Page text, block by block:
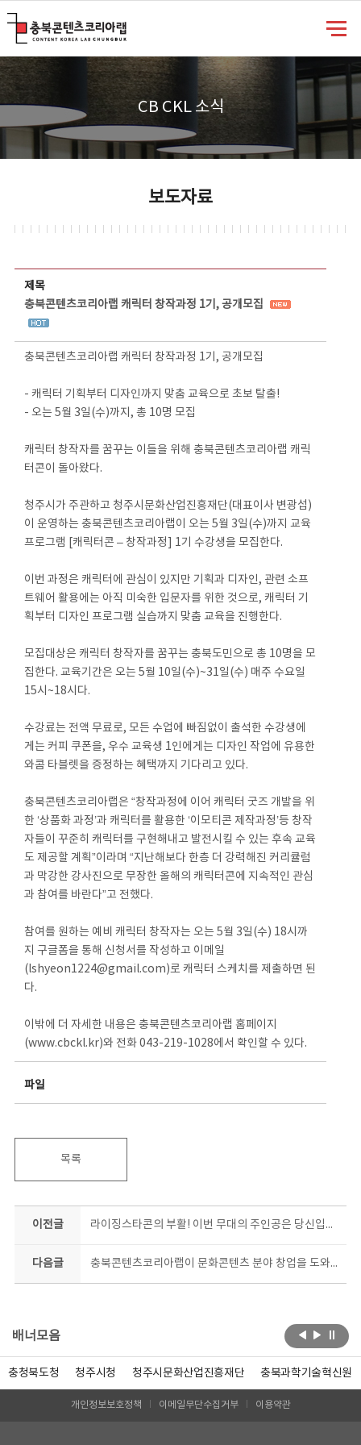
CB CKL 소식
보도자료
제목
충북콘텐츠코리아랩 캐릭터 창작과정 1기, 공개모집
충북콘텐츠코리아랩 캐릭터 창작과정 1기, 공개모집
- 캐릭터 기획부터 디자인까지 맞춤 교육으로 초보 탈출!
- 오는 5월 3일(수)까지, 총 10명 모집
캐릭터 창작자를 꿈꾸는 이들을 위해 충북콘텐츠코리아랩 캐릭
터콘이 돌아왔다.
청주시가 주관하고 청주시문화산업진흥재단(대표이사 변광섭)
이 운영하는 충북콘텐츠코리아랩이 오는 5월 3일(수)까지 교육
프로그램 [캐릭터콘 – 창작과정] 1기 수강생을 모집한다.
이번 과정은 캐릭터에 관심이 있지만 기획과 디자인, 관련 소프
트웨어 활용에는 아직 미숙한 입문자를 위한 것으로, 캐릭터 기
획부터 디자인 프로그램 실습까지 맞춤 교육을 진행한다.
모집대상은 캐릭터 창작자를 꿈꾸는 충북도민으로 총 10명을 모
집한다. 교육기간은 오는 5월 10일(수)~31일(수) 매주 수요일
15시~18시다.
수강료는 전액 무료로, 모든 수업에 빠짐없이 출석한 수강생에
게는 커피 쿠폰을, 우수 교육생 1인에게는 디자인 작업에 유용한
와콤 타블렛을 증정하는 혜택까지 기다리고 있다.
충북콘텐츠코리아랩은 “창작과정에 이어 캐릭터 굿즈 개발을 위
한 ‘상품화 과정’과 캐릭터를 활용한 ‘이모티콘 제작과정’등 창작
자들이 꾸준히 캐릭터를 구현해내고 발전시킬 수 있는 후속 교육
도 제공할 계획”이라며 “지난해보다 한층 더 강력해진 커리큘럼
과 막강한 강사진으로 무장한 올해의 캐릭터콘에 지속적인 관심
과 참여를 바란다”고 전했다.
참여를 원하는 예비 캐릭터 창작자는 오는 5월 3일(수) 18시까
지 구글폼을 통해 신청서를 작성하고 이메일
(lshyeon1224@gmail.com)로 캐릭터 스케치를 제출하면 된
다.
이밖에 더 자세한 내용은 충북콘텐츠코리아랩 홈페이지
(www.cbckl.kr)와 전화 043-219-1028에서 확인할 수 있다.
파일
목록
이전글 라이징스타콘의 부활! 이번 무대의 주인공은 당신입니다!!
다음글 충북콘텐츠코리아랩이 문화콘텐츠 분야 창업을 도와드립니다!
배너모음
충청북도청 청주시청 청주시문화산업진흥재단 충북과학기술혁신원
개인정보보호정책 이메일무단수집거부 이용약관